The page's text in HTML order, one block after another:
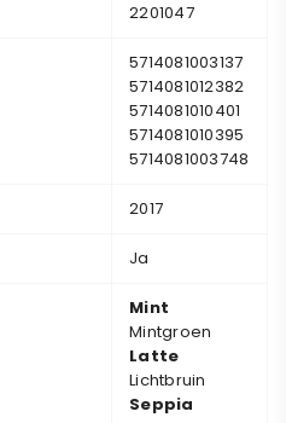
2201047
5714081003137
5714081012382
5714081010401
5714081010395
5714081003748
2017
Ja
Mint
Mintgroen
Latte
Lichtbruin
Seppia